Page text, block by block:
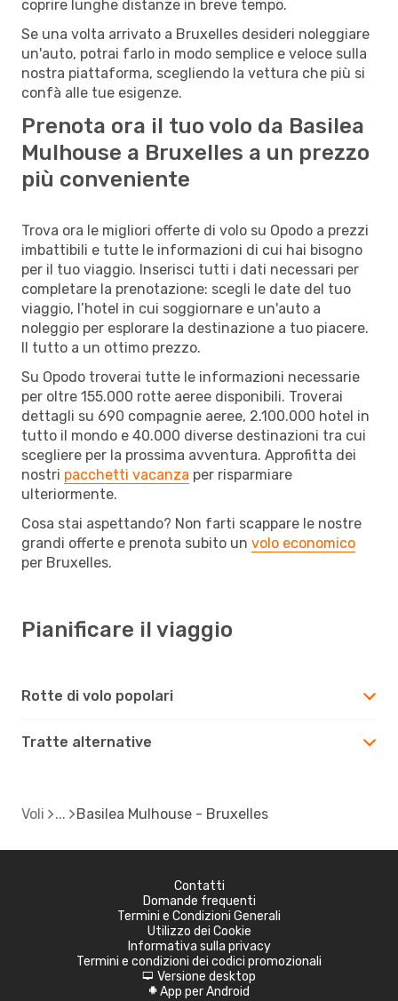
coprire lunghe distanze in breve tempo.
Se una volta arrivato a Bruxelles desideri noleggiare
un'auto, potrai farlo in modo semplice e veloce sulla
nostra piattaforma, scegliendo la vettura che più si
confà alle tue esigenze.
Prenota ora il tuo volo da Basilea
Mulhouse a Bruxelles a un prezzo
più conveniente
Trova ora le migliori offerte di volo su Opodo a prezzi
imbattibili e tutte le informazioni di cui hai bisogno
per il tuo viaggio. Inserisci tutti i dati necessari per
completare la prenotazione: scegli le date del tuo
viaggio, l’hotel in cui soggiornare e un'auto a
noleggio per esplorare la destinazione a tuo piacere.
Il tutto a un ottimo prezzo.
Su Opodo troverai tutte le informazioni necessarie
per oltre 155.000 rotte aeree disponibili. Troverai
dettagli su 690 compagnie aeree, 2.100.000 hotel in
tutto il mondo e 40.000 diverse destinazioni tra cui
scegliere per la prossima avventura. Approfitta dei
nostri pacchetti vacanza per risparmiare
ulteriormente.
Cosa stai aspettando? Non farti scappare le nostre
grandi offerte e prenota subito un volo economico
per Bruxelles.
Pianificare il viaggio
Rotte di volo popolari
Tratte alternative
Voli Basilea Mulhouse - Bruxelles
Contatti
Domande frequenti
Termini e Condizioni Generali
Utilizzo dei Cookie
Informativa sulla privacy
Termini e condizioni dei codici promozionali
d Versione desktop
A App per Android